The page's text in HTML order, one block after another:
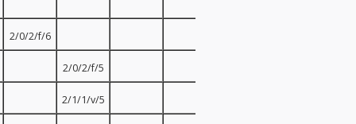
2/0/2/f/6
2/0/2/f/5
2/1/1/v/5